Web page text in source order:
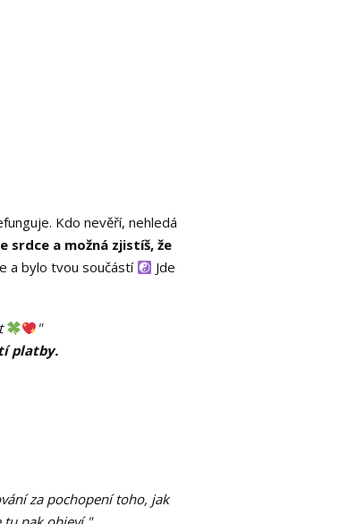
Kdo nevěří, nehledá
srdce a možná zjistíš, že
a bylo tvou součástí
Jde
"
platby.
za pochopení toho, jak